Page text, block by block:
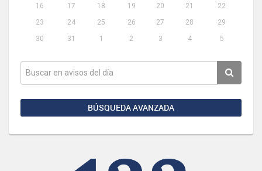
16
17 18 19 20 21
22
23
24 25 26 27 28
29
30
31 1 2 3 4 5
BÚSQUEDA AVANZADA